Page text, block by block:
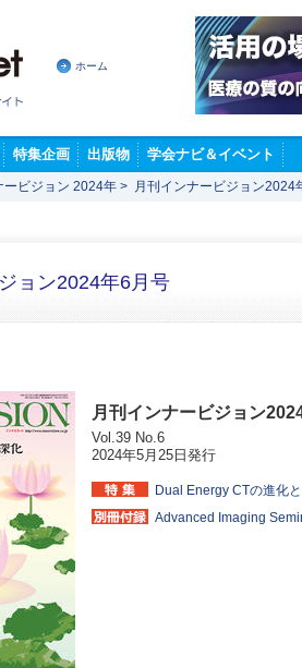
ホーム
特集企画 出版物 学会ナビ＆イベント
ービジョン 2024年 > 月刊インナービジョン2024
ョン2024年6月号
月刊インナービジョン
Vol.39 No.6
2024年5月25日発行
Dual Energy CTの進化
Advanced Imaging